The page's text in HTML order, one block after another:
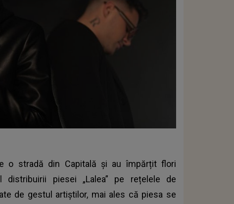
o stradă din Capitală și au împărțit flori
piesei „Lalea” pe rețelele de
de gestul artiștilor, mai ales că piesa se